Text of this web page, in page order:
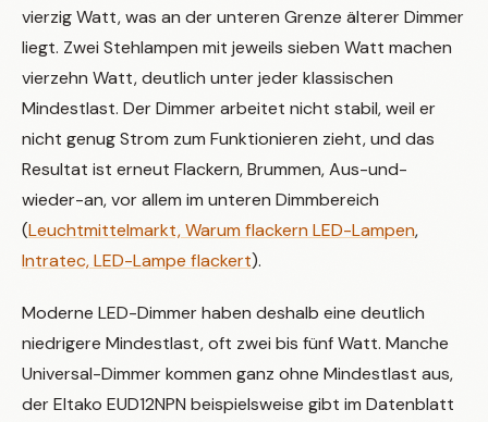
vierzig Watt, was an der unteren Grenze älterer Dimmer
liegt. Zwei Stehlampen mit jeweils sieben Watt machen
vierzehn Watt, deutlich unter jeder klassischen
Mindestlast. Der Dimmer arbeitet nicht stabil, weil er
nicht genug Strom zum Funktionieren zieht, und das
Resultat ist erneut Flackern, Brummen, Aus-und-
wieder-an, vor allem im unteren Dimmbereich
(Leuchtmittelmarkt, Warum flackern LED-Lampen,
Intratec, LED-Lampe flackert).
Moderne LED-Dimmer haben deshalb eine deutlich
niedrigere Mindestlast, oft zwei bis fünf Watt. Manche
Universal-Dimmer kommen ganz ohne Mindestlast aus,
der Eltako EUD12NPN beispielsweise gibt im Datenblatt